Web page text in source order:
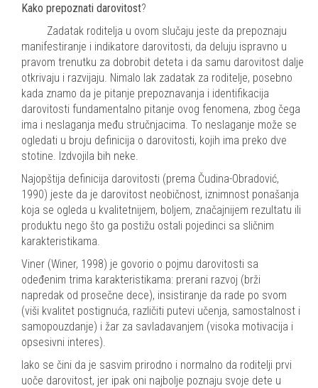
Kako prepoznati darovitost?
Zadatak roditelja u ovom slučaju jeste da prepoznaju
manifestiranje i indikatore darovitosti, da deluju ispravno u
pravom trenutku za dobrobit deteta i da samu darovitost dalje
otkrivaju i razvijaju. Nimalo lak zadatak za roditelje, posebno
kada znamo da je pitanje prepoznavanja i identifikacija
darovitosti fundamentalno pitanje ovog fenomena, zbog čega
ima i neslaganja među stručnjacima. To neslaganje može se
ogledati u broju definicija o darovitosti, kojih ima preko dve
stotine. Izdvojila bih neke.
Najopštija definicija darovitosti (prema Čudina-Obradović,
1990) jeste da je darovitost neobičnost, iznimnost ponašanja
koja se ogleda u kvalitetnijem, boljem, značajnijem rezultatu ili
produktu nego što ga postižu ostali pojedinci sa sličnim
karakteristikama.
Viner (Winer, 1998) je govorio o pojmu darovitosti sa
odeđenim trima karakteristikama: prerani razvoj (brži
napredak od prosečne dece), insistiranje da rade po svom
(viši kvalitet postignuća, različiti putevi učenja, samostalnost i
samopouzdanje) i žar za savladavanjem (visoka motivacija i
opsesivni interes)
Iako se čini da je sasvim prirodno i normalno da roditelji prvi
uoče darovitost, jer ipak oni najbolje poznaju svoje dete u